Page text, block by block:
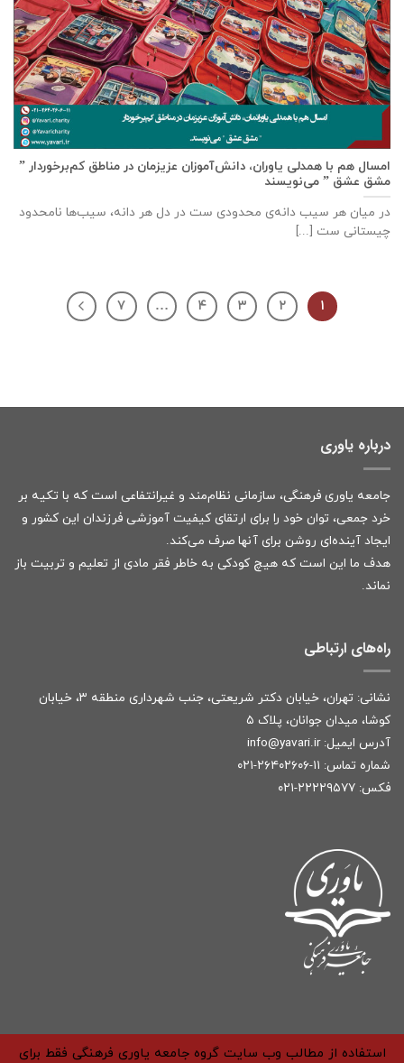
امسال هم با همدلی یاوران، دانش‌آموزان عزیزمان در مناطق کم‌برخوردار ”
مشق عشق ” می‌نویسند
در میان هر سیب دانه‌ی محدودی ست در دل هر دانه، سیب‌ها نامحدود
چیستانی ست [...]
۱ ۲ ۳ ۴ … ۷
درباره یاوری
جامعه یاوری فرهنگی، سازمانی نظام‌مند و غیرانتفاعی است که با تکیه بر
خرد جمعی، توان خود را برای ارتقای کیفیت آموزشی فرزندان این کشور و
ایجاد آینده‌ای روشن برای آنها صرف می‌کند.
هدف ما این است که هیچ کودکی به خاطر فقر مادی از تعلیم و تربیت باز
نماند.
راه‌های ارتباطی
نشانی: تهران، خیابان دکتر شریعتی، جنب شهرداری منطقه ۳، خیابان
کوشا، میدان جوانان، پلاک ۵
آدرس ایمیل: info@yavari.ir
شماره تماس: ۱۱-۲۶۴۰۲۶۰۶-۰۲۱
فکس: ۲۲۲۲۹۵۷۷-۰۲۱
استفاده از مطالب وب سایت گروه جامعه یاوری فرهنگی فقط برای